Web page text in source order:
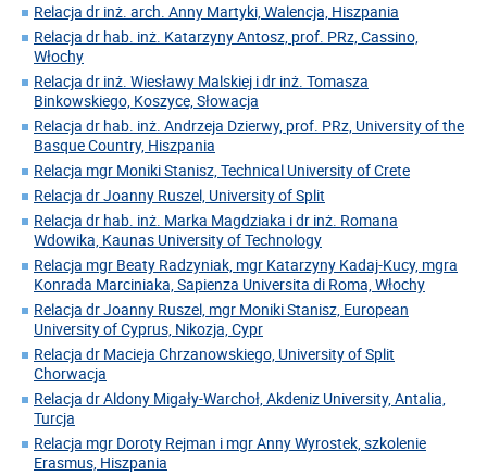
Relacja dr inż. arch. Anny Martyki, Walencja, Hiszpania
Relacja dr hab. inż. Katarzyny Antosz, prof. PRz, Cassino,
Włochy
Relacja dr inż. Wiesławy Malskiej i dr inż. Tomasza
Binkowskiego, Koszyce, Słowacja
Relacja dr hab. inż. Andrzeja Dzierwy, prof. PRz, University of the
Basque Country, Hiszpania
Relacja mgr Moniki Stanisz, Technical University of Crete
Relacja dr Joanny Ruszel, University of Split
Relacja dr hab. inż. Marka Magdziaka i dr inż. Romana
Wdowika, Kaunas University of Technology
Relacja mgr Beaty Radzyniak, mgr Katarzyny Kadaj-Kucy, mgra
Konrada Marciniaka, Sapienza Universita di Roma, Włochy
Relacja dr Joanny Ruszel, mgr Moniki Stanisz, European
University of Cyprus, Nikozja, Cypr
Relacja dr Macieja Chrzanowskiego, University of Split
Chorwacja
Relacja dr Aldony Migały-Warchoł, Akdeniz University, Antalia,
Turcja
Relacja mgr Doroty Rejman i mgr Anny Wyrostek, szkolenie
Erasmus, Hiszpania